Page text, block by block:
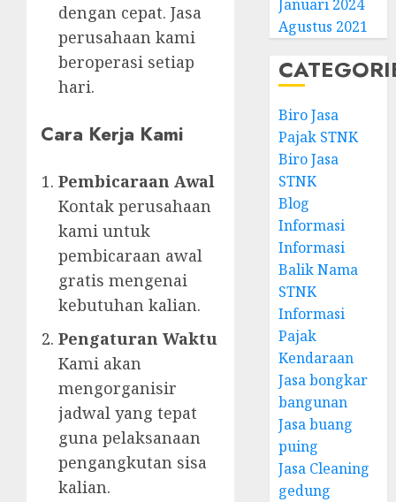
dengan cepat. Jasa
perusahaan kami
beroperasi setiap
hari.
Cara Kerja Kami
Pembicaraan Awal
Kontak perusahaan
kami untuk
pembicaraan awal
gratis mengenai
kebutuhan kalian.
Pengaturan Waktu
Kami akan
mengorganisir
jadwal yang tepat
guna pelaksanaan
pengangkutan sisa
kalian.
Januari 2024
Agustus 2021
Biro Jasa
Pajak STNK
Biro Jasa
STNK
Blog
Informasi
Informasi
Balik Nama
STNK
Informasi
Pajak
Kendaraan
Jasa bongkar
bangunan
Jasa buang
puing
Jasa Cleaning
gedung